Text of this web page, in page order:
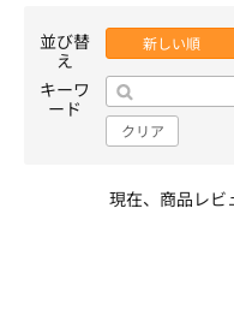
並び替
え
新しい順
キーワ
ード
クリア
現在、商品レビ